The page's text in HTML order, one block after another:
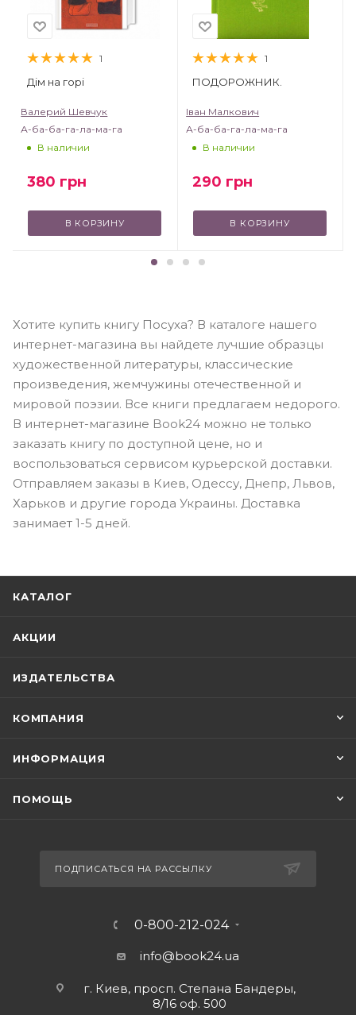
1
Дім на горі
Валерий Шевчук
А-ба-ба-га-ла-ма-га
В наличии
380 грн
В КОРЗИНУ
1
ПОДОРОЖНИК.
Іван Малкович
А-ба-ба-га-ла-ма-га
В наличии
290 грн
В КОРЗИНУ
Хотите купить книгу Посуха? В каталоге нашего
интернет-магазина вы найдете лучшие образцы
художественной литературы, классические
произведения, жемчужины отечественной и
мировой поэзии. Все книги предлагаем недорого.
В интернет-магазине Book24 можно не только
заказать книгу по доступной цене, но и
воспользоваться сервисом курьерской доставки.
Отправляем заказы в Киев, Одессу, Днепр, Львов,
Харьков и другие города Украины. Доставка
занимает 1-5 дней.
КАТАЛОГ
АКЦИИ
ИЗДАТЕЛЬСТВА
КОМПАНИЯ
ИНФОРМАЦИЯ
ПОМОЩЬ
ПОДПИСАТЬСЯ НА РАССЫЛКУ
0-800-212-024
info@book24.ua
г. Киев, просп. Степана Бандеры,
8/16 оф. 500